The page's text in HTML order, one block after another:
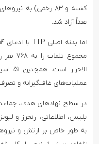
کشته و ۸۳ زخمی) به
بعداً آزاد شد.
عملیات‌های غافلگیرانه و
در سطح نهادهای هدف،